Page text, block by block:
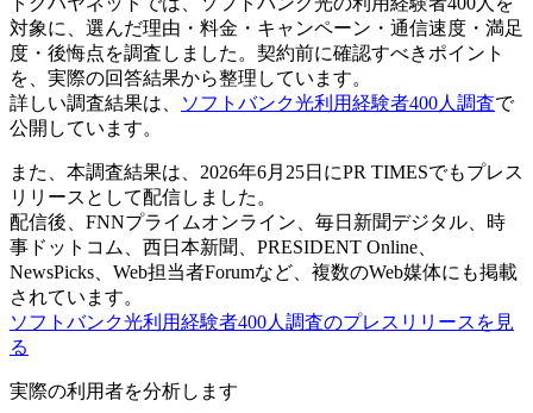
対象に、選んだ理由・料金・キャンペーン・通信速度・満足
度・後悔点を調査しました。契約前に確認すべきポイント
を、実際の回答結果から整理しています。
詳しい調査結果は、
ソフトバンク光利用経験者400人調査で
公開しています。
また、本調査結果は、2026年6月25日にPR TIMESでもプレス
リリースとして配信しました。
配信後、FNNプライムオンライン、毎日新聞デジタル、時
事ドットコム、西日本新聞、PRESIDENT Online、
NewsPicks、Web担当者Forumなど、複数のWeb媒体にも掲載
されています。
ソフトバンク光利用経験者400人調査のプレスリリースを見
る
実際の利用者を分析します